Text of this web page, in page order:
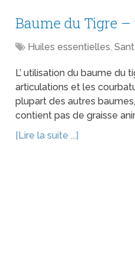
Baume du Tigre
Huiles essentielles,
L’ utilisation du baume du
articulations et les
plupart des autres
contient pas de graisse
[Lire la suite ...]